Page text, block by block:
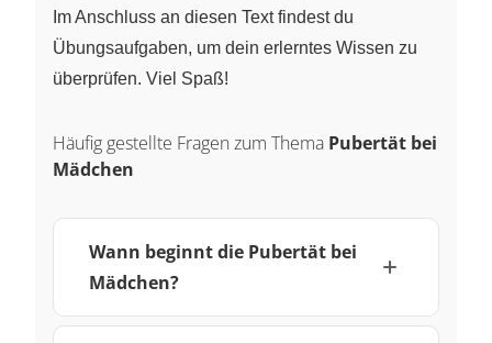
Im Anschluss an diesen Text findest du
Übungsaufgaben, um dein erlerntes Wissen zu
überprüfen. Viel Spaß!
Häufig gestellte Fragen zum Thema Pubertät bei
Mädchen
Wann beginnt die Pubertät bei
Mädchen?